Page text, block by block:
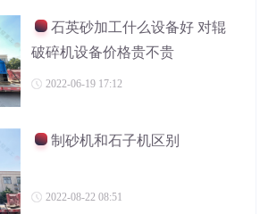
石英砂加工什么设备好 对辊
破碎机设备价格贵不贵
2022-06-19 17:12
制砂机和石子机区别
2022-08-22 08:51